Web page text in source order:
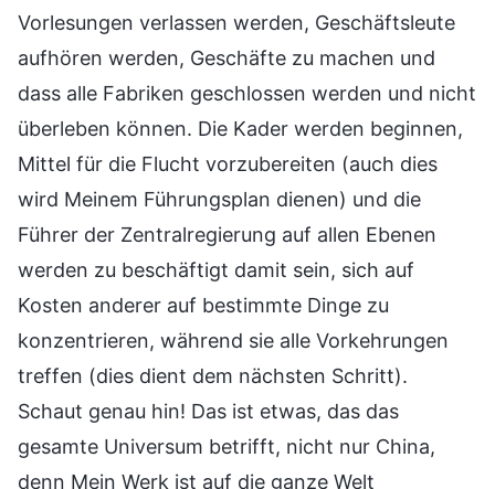
Vorlesungen verlassen werden, Geschäftsleute
aufhören werden, Geschäfte zu machen und
dass alle Fabriken geschlossen werden und nicht
überleben können. Die Kader werden beginnen,
Mittel für die Flucht vorzubereiten (auch dies
wird Meinem Führungsplan dienen) und die
Führer der Zentralregierung auf allen Ebenen
werden zu beschäftigt damit sein, sich auf
Kosten anderer auf bestimmte Dinge zu
konzentrieren, während sie alle Vorkehrungen
treffen (dies dient dem nächsten Schritt).
Schaut genau hin! Das ist etwas, das das
gesamte Universum betrifft, nicht nur China,
denn Mein Werk ist auf die ganze Welt